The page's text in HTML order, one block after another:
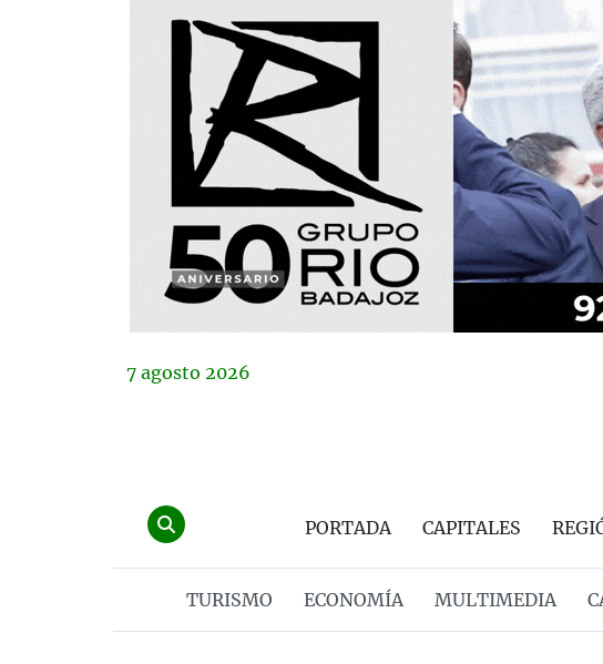
7 agosto 2026
PORTADA CAPITALES
TURISMO ECONOMÍA MULTIMEDIA